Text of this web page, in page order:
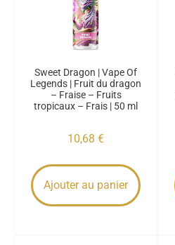
Sweet Dragon | Vape Of
Legends | Fruit du dragon
– Fraise – Fruits
tropicaux – Frais | 50 ml
10,68 €
Ajouter au panier